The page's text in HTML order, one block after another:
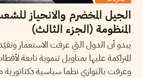
الجيل المخضرم والانحياز
المنظومة (الجزء الثالث)
يبدو أن الدول التي عرفت الاستعمار
المتراكمة عليها بمناويل تنموية تابعة
وعرفت بالتوازي نظما سياسية